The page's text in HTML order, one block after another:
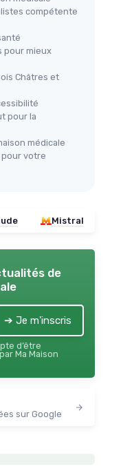
inclinable 3
à domicile
compétente
pour mieux
Châtres et
pour la
médicale
votre
Mistral
de
➔ Je m'inscris
d’être
Ma Maison
sur Google